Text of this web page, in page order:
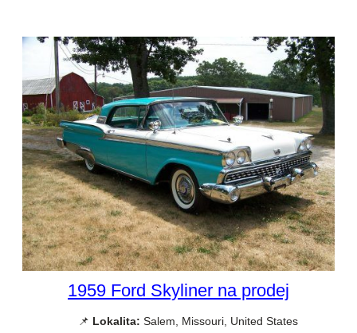
1959 Ford Skyliner na prodej
📌 Lokalita: Salem, Missouri, United States